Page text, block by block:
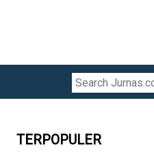
TERPOPULER